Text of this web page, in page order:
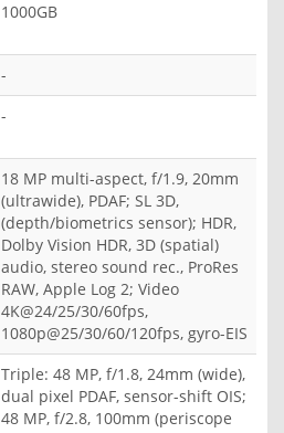
1000GB
-
-
18 MP multi-aspect, f/1.9, 20mm
(ultrawide), PDAF; SL 3D,
(depth/biometrics sensor); HDR,
Dolby Vision HDR, 3D (spatial)
audio, stereo sound rec., ProRes
RAW, Apple Log 2; Video
4K@24/25/30/60fps,
1080p@25/30/60/120fps, gyro-EIS
Triple: 48 MP, f/1.8, 24mm (wide),
dual pixel PDAF, sensor-shift OIS;
48 MP, f/2.8, 100mm (periscope